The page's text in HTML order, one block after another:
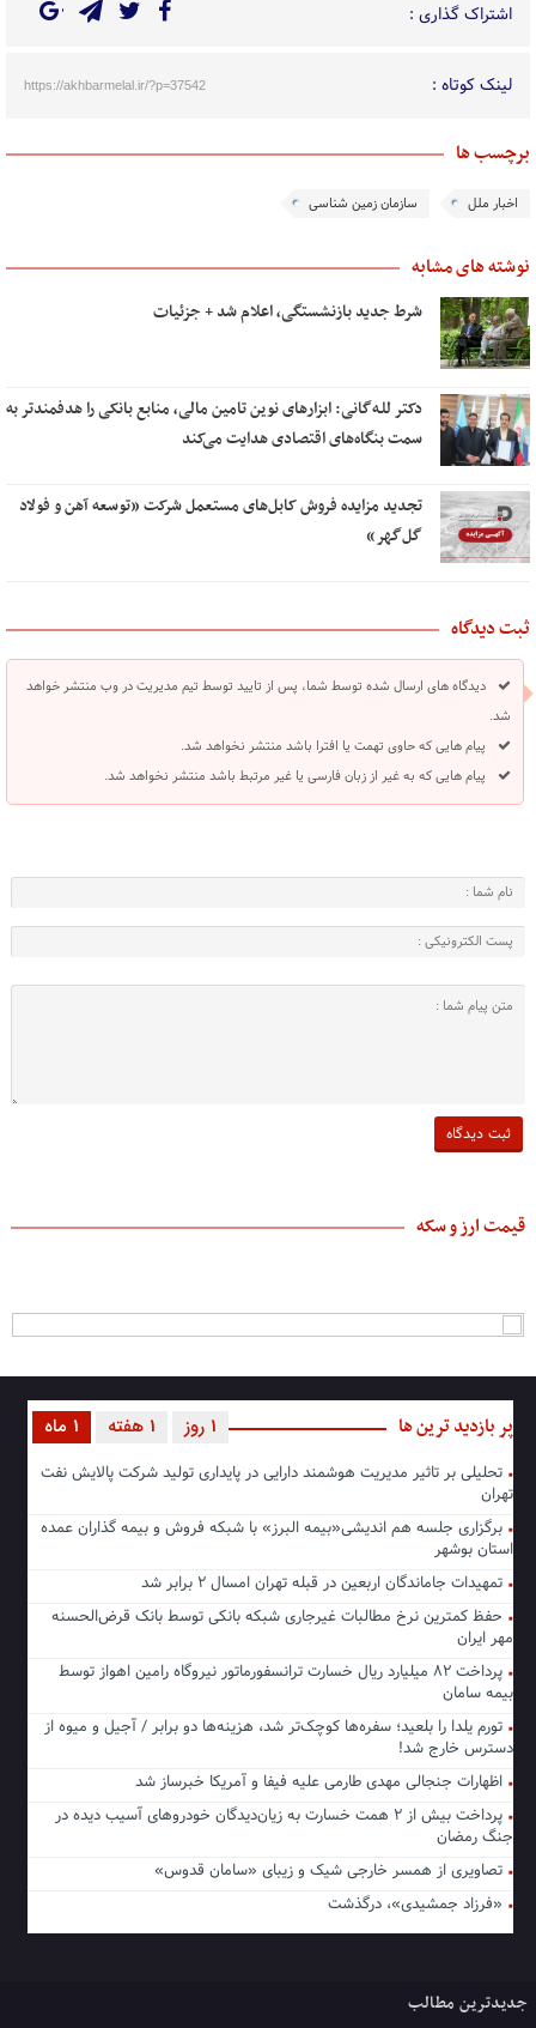
اشتراک گذاری :
لینک کوتاه : https://akhbarmelal.ir/?p=37542
برچسب ها
اخبار ملل سازمان زمین شناسی
نوشته های مشابه
شرط جدید بازنشستگی، اعلام شد + جزئیات
دکتر للـه‌گانی: ابزارهای نوین تامین مالی، منابع بانکی را هدفمندتر به
سمت بنگاه‌های اقتصادی هدایت می‌کند
تجدید مزایده فروش کابل‌های مستعمل شرکت «توسعه آهن و فولاد
گل‌گهر»
ثبت دیدگاه
دیدگاه های ارسال شده توسط شما، پس از تایید توسط تیم مدیریت در وب منتشر خواهد
شد.
پیام هایی که حاوی تهمت یا افترا باشد منتشر نخواهد شد.
پیام هایی که به غیر از زبان فارسی یا غیر مرتبط باشد منتشر نخواهد شد.
قیمت ارز و سکه
پر بازدید ترین ها 1 ماه 1 هفته 1 روز
تحلیلی بر تاثیر مدیریت هوشمند دارایی در پایداری تولید شرکت پالایش نفت
تهران
برگزاری جلسه هم اندیشی«بیمه البرز» با شبکه فروش و بیمه گذاران عمده
استان بوشهر
تمهیدات جاماندگان اربعین در قبله تهران امسال ۲ برابر شد
حفظ کمترین نرخ مطالبات غیرجاری شبکه بانکی توسط بانک قرض‌الحسنه
مهر ایران
پرداخت ۸۲ میلیارد ریال خسارت ترانسفورماتور نیروگاه رامین اهواز توسط
بیمه سامان
تورم یلدا را بلعید؛ سفره‌ها کوچک‌تر شد، هزینه‌ها دو برابر / آجیل و میوه از
دسترس خارج شد!
اظهارات جنجالی مهدی طارمی علیه فیفا و آمریکا خبرساز شد
پرداخت بیش از ۲ همت خسارت به زیان‌دیدگان خودروهای آسیب دیده در
جنگ رمضان
تصاویری از همسر خارجی شیک و زیبای «سامان قدوس»
«فرزاد جمشیدی»، درگذشت
جدیدترین مطالب